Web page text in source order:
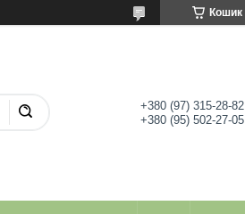
Кошик
+380 (97) 315-28-82
+380 (95) 502-27-05